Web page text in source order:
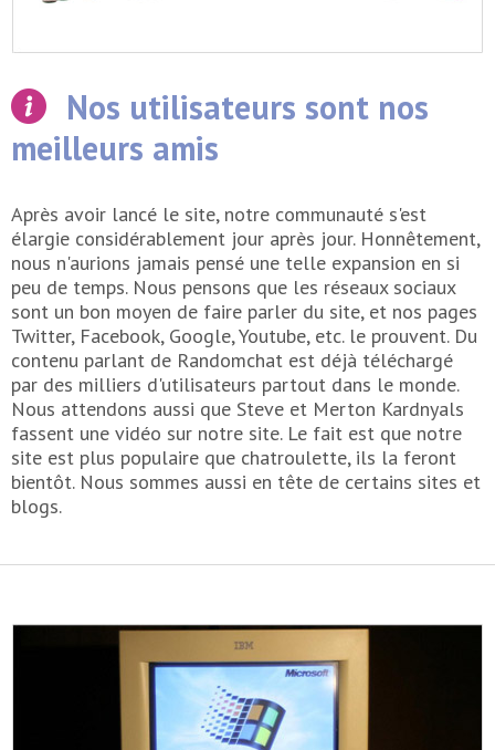
Nos utilisateurs sont nos
meilleurs amis
Après avoir lancé le site, notre communauté s'est
élargie considérablement jour après jour. Honnêtement,
nous n'aurions jamais pensé une telle expansion en si
peu de temps. Nous pensons que les réseaux sociaux
sont un bon moyen de faire parler du site, et nos pages
Twitter, Facebook, Google, Youtube, etc. le prouvent. Du
contenu parlant de Randomchat est déjà téléchargé
par des milliers d'utilisateurs partout dans le monde.
Nous attendons aussi que Steve et Merton Kardnyals
fassent une vidéo sur notre site. Le fait est que notre
site est plus populaire que chatroulette, ils la feront
bientôt. Nous sommes aussi en tête de certains sites et
blogs.